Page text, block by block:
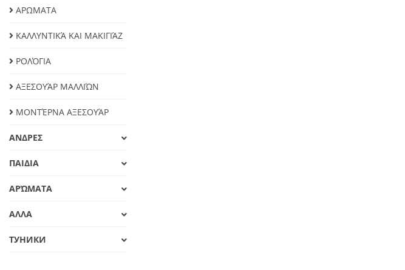
ΑΡΩΜΑΤΑ
ΚΑΛΛΥΝΤΙΚΆ ΚΑΙ ΜΑΚΙΓΙΆΖ
ΡΟΛΌΓΙΑ
ΑΞΕΣΟΥΆΡ ΜΑΛΛΙΏΝ
ΜΟΝΤΈΡΝΑ ΑΞΕΣΟΥΆΡ
ΑΝΔΡΕΣ
ΠΑΙΔΙΑ
ΑΡΏΜΑΤΑ
ΑΛΛΑ
ТУНИКИ